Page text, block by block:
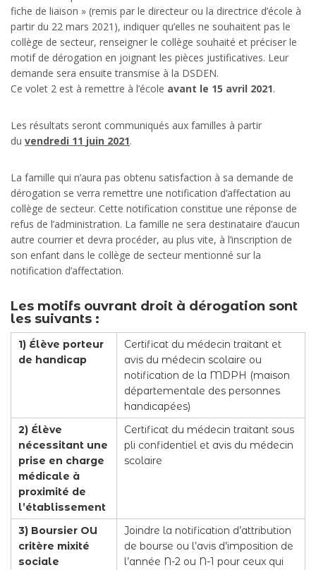
fiche de liaison » (remis par le directeur ou la directrice d’école à
partir du 22 mars 2021), indiquer qu’elles ne souhaitent pas le
collège de secteur, renseigner le collège souhaité et préciser le
motif de dérogation en joignant les pièces justificatives. Leur
demande sera ensuite transmise à la DSDEN.
Ce volet 2 est à remettre à l’école avant le 15 avril 2021.
Les résultats seront communiqués aux familles à partir
du vendredi 11 juin 2021.
La famille qui n’aura pas obtenu satisfaction à sa demande de
dérogation se verra remettre une notification d’affectation au
collège de secteur. Cette notification constitue une réponse de
refus de l’administration. La famille ne sera destinataire d’aucun
autre courrier et devra procéder, au plus vite, à l’inscription de
son enfant dans le collège de secteur mentionné sur la
notification d’affectation.
Les motifs ouvrant droit à dérogation sont
les suivants :
1) Élève porteur
de handicap
Certificat du médecin traitant et
avis du médecin scolaire ou
notification de la MDPH (maison
départementale des personnes
handicapées)
2) Élève
nécessitant une
prise en charge
médicale à
proximité de
l’établissement
Certificat du médecin traitant sous
pli confidentiel et avis du médecin
scolaire
3) Boursier OU
critère mixité
sociale
Joindre la notification d’attribution
de bourse ou l’avis d’imposition de
l’année N-2 ou N-1 pour ceux qui